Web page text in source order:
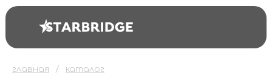
главная каталог